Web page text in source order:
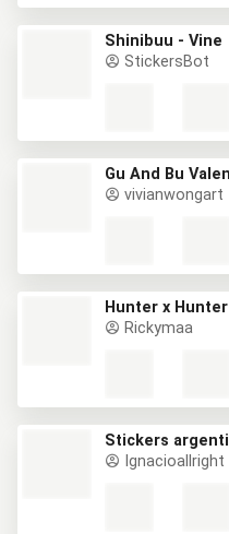
Shinibuu - Vine
StickersBot
Gu And Bu
vivianwongart
Hunter x Hunter
Rickymaa
Stickers
Ignacioallright